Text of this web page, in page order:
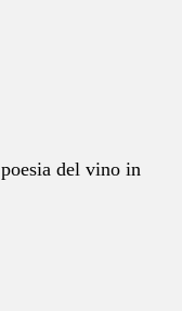
del vino in